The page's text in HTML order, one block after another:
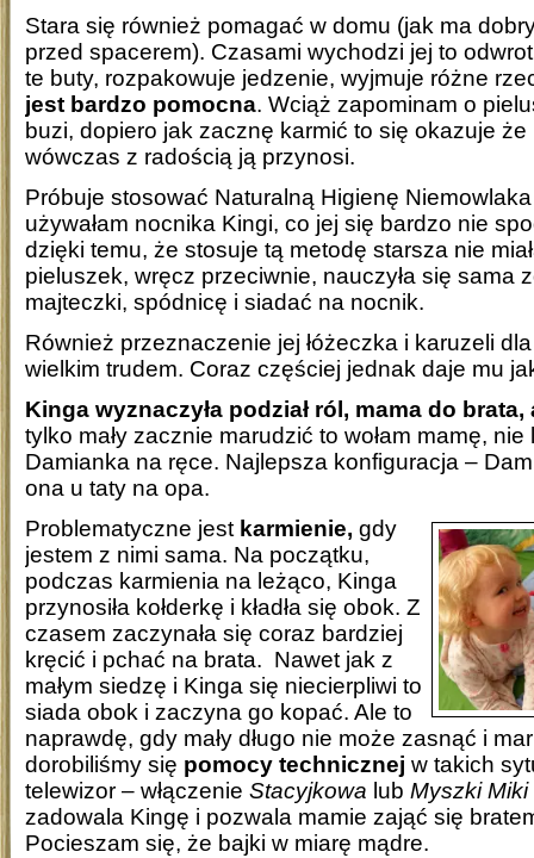
Stara się również pomagać w domu (jak ma
przed spacerem). Czasami wychodzi jej to
te buty, rozpakowuje jedzenie, wyjmuje różne
jest bardzo pomocna. Wciąż zapominam o
buzi, dopiero jak zacznę karmić to się okazuje że
wówczas z radością ją przynosi.
Próbuje stosować Naturalną Higienę
używałam nocnika Kingi, co jej się bardzo nie
dzięki temu, że stosuje tą metodę starsza nie
pieluszek, wręcz przeciwnie, nauczyła się sama
majteczki, spódnicę i siadać na nocnik.
Również przeznaczenie jej łóżeczka i karuzeli
wielkim trudem. Coraz częściej jednak daje mu
Kinga wyznaczyła podział ról, mama do brata,
tylko mały zacznie marudzić to wołam mamę,
Damianka na ręce. Najlepsza konfiguracja –
ona u taty na opa.
Problematyczne jest karmienie, gdy
jestem z nimi sama. Na początku,
podczas karmienia na leżąco, Kinga
przynosiła kołderkę i kładła się obok. Z
czasem zaczynała się coraz bardziej
kręcić i pchać na brata. Nawet jak z
małym siedzę i Kinga się niecierpliwi to
siada obok i zaczyna go kopać. Ale to
naprawdę, gdy mały długo nie może zasnąć i
dorobiliśmy się pomocy technicznej w takich
telewizor – włączenie Stacyjkowa lub Myszki Miki
zadowala Kingę i pozwala mamie zająć się
Pocieszam się, że bajki w miarę mądre.